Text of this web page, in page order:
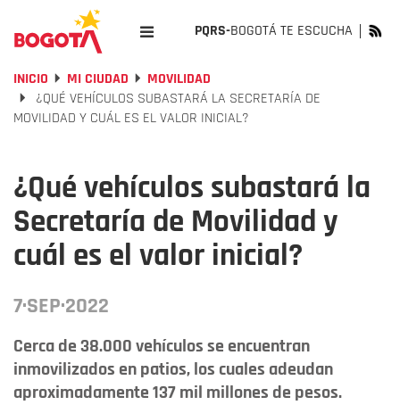
PQRS-BOGOTÁ TE ESCUCHA
INICIO MI CIUDAD
MOVILIDAD
¿QUÉ VEHÍCULOS SUBASTARÁ LA SECRETARÍA DE
MOVILIDAD Y CUÁL ES EL VALOR INICIAL?
¿Qué vehículos subastará la
Secretaría de Movilidad y
cuál es el valor inicial?
7·SEP·2022
Cerca de 38.000 vehículos se encuentran
inmovilizados en patios, los cuales adeudan
aproximadamente 137 mil millones de pesos.